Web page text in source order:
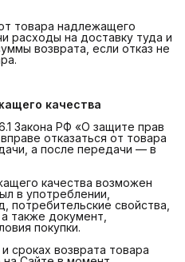
товара надлежащего
расходы на доставку туда и
возврата, если отказ не
качества
Закона РФ «О защите прав
отказаться от товара
а после передачи — в
качества возможен
в употреблении,
потребительские свойства,
также документ,
покупки.
сроках возврата товара